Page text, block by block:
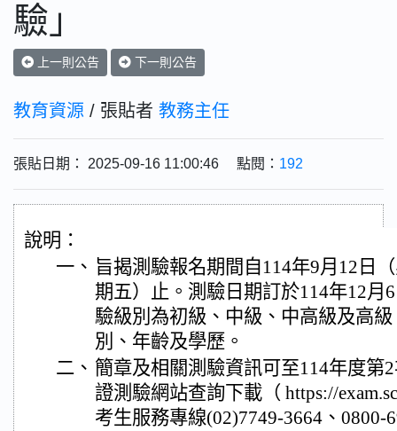
驗」
上一則公告 下一則公告
教育資源 / 張貼者 教務主任
張貼日期： 2025-09-16 11:00:46 點閱： 192
說明：
一、 旨揭測驗報名期間自114年9月12日
期五）止。測驗日期訂於114年12月
驗級別為初級、中級、中高級及高
別、年齡及學歷。
二、 簡章及相關測驗資訊可至114年度第
證測驗網站查詢下載（ https://
考生服務專線(02)7749-3664、0800-